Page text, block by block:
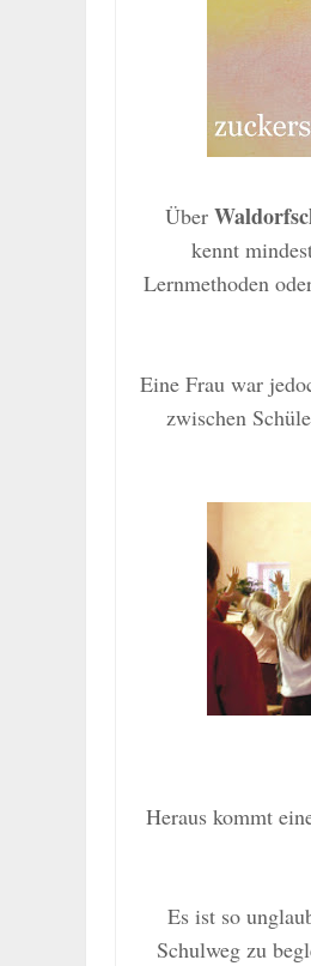
Über
kennt
Lernmethoden
Eine Frau war
zwischen
Heraus kommt
Es ist so
Schulweg zu